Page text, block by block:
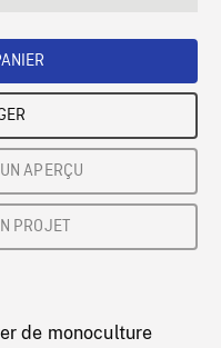
APERÇU
PROJET
de monoculture